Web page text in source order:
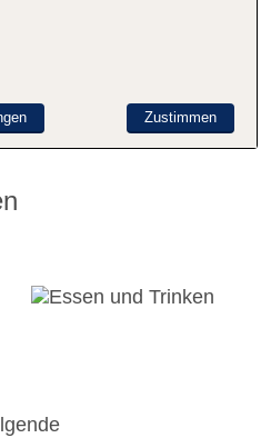
bis max. 5 kg
(nach
Konferenzräume: 2,
Tageslicht,
Gebühr, Coffee
Zustimmen